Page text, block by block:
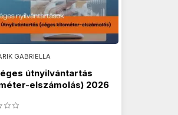
GABRIELLA
útnyilvántartás
elszámolás) 2026